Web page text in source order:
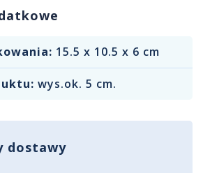
15.5 x 10.5 x 6 cm
wys.ok. 5 cm.
dostawy